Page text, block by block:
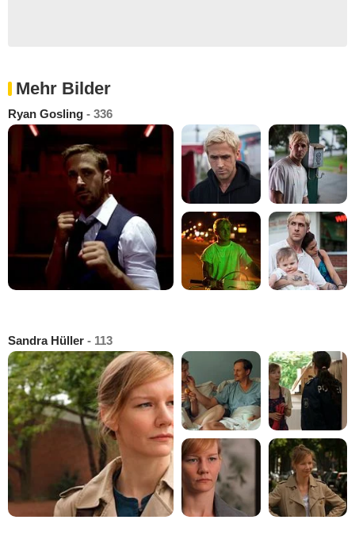
Mehr Bilder
Ryan Gosling - 336
Sandra Hüller - 113